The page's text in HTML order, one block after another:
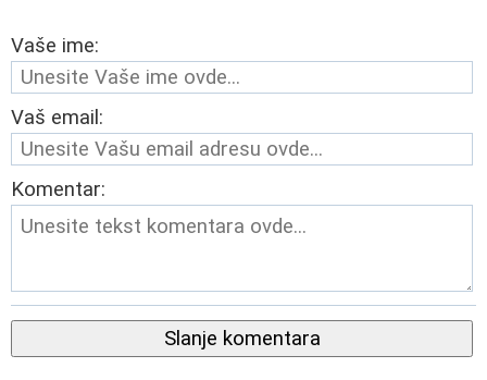
Vaše ime:
Vaš email:
Komentar:
Slanje komentara